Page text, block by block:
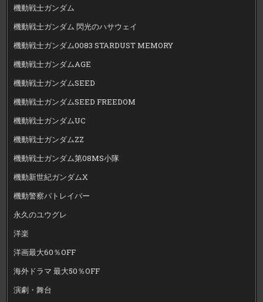
機動戦士ガンダム
機動戦士ガンダム 閃光のハサウェイ
機動戦士ガンダム0083 STARDUST MEMORY
機動戦士ガンダムAGE
機動戦士ガンダムSEED
機動戦士ガンダムSEED FREEDOM
機動戦士ガンダムUC
機動戦士ガンダムZZ
機動戦士ガンダム第08MS小隊
機動新世紀ガンダムX
機動警察パトレイバー
永久のユウグレ
洋楽
洋画最大60％OFF
海外ドラマ 最大50％OFF
演劇・舞台